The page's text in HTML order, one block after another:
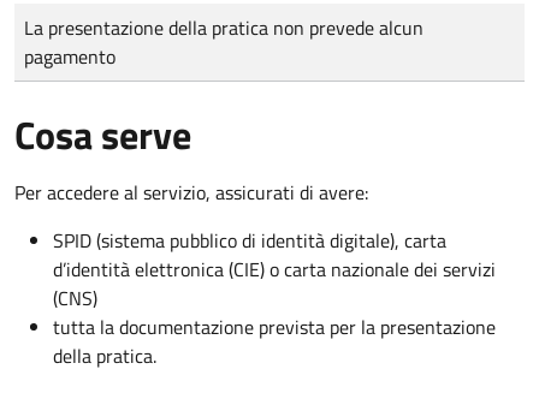
Tipo di pagamento
Importo
La presentazione della pratica non prevede alcun
pagamento
Cosa serve
Per accedere al servizio, assicurati di avere:
SPID (sistema pubblico di identità digitale), carta
d’identità elettronica (CIE) o carta nazionale dei servizi
(CNS)
tutta la documentazione prevista per la presentazione
della pratica.